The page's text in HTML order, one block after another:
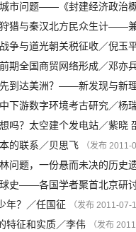
市问题——《封建经济政治
猎与秦汉北方民众生计——
争与道光朝关税征收／倪玉
期全国商贸网络形成／邓亦
到达美洲？——新发现与新
下游数字环境考古研究／杨
吗？太空建个发电站／紫晓
的联系 ／贝思飞 （发布
问题，一份悬而未决的历史
史——各国学者聚首北京研
年？ ／任国征 （发布 2011-07-
特征和实质／李伟 （发布